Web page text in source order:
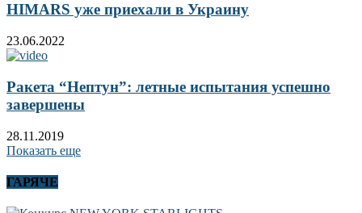
HIMARS уже приехали в Украину
23.06.2022
Ракета “Нептун”: летные испытания успешно
завершены
28.11.2019
Показать еще
ГАРЯЧЕ